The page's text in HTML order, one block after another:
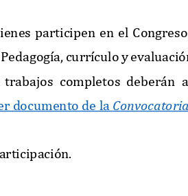
participen  en  el
currículo y
trabajos  completos  deberán
documento de la